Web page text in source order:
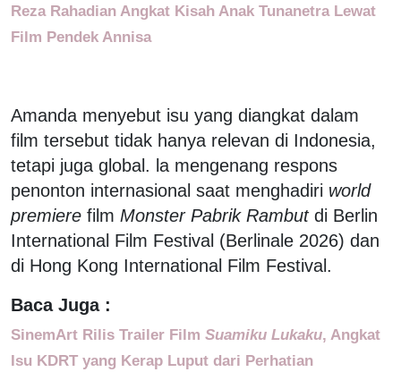
Reza Rahadian Angkat Kisah Anak Tunanetra Lewat
Film Pendek Annisa
Amanda menyebut isu yang diangkat dalam
film tersebut tidak hanya relevan di Indonesia,
tetapi juga global. la mengenang respons
penonton internasional saat menghadiri world
premiere film Monster Pabrik Rambutdi Berlin
International Film Festival (Berlinale 2026) dan
di Hong Kong International Film Festival.
Baca Juga :
SinemArt Rilis Trailer Film Suamiku Lukaku, Angkat
Isu KDRT yang Kerap Luput dari Perhatian